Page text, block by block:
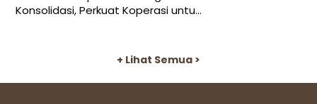
Konsolidasi, Perkuat Koperasi untu...
+ Lihat Semua >